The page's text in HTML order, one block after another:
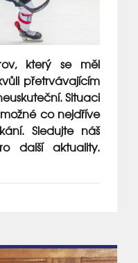
který se měl
přetrvávajícím
Situaci
co nejdříve
Sledujte náš
další aktuality.